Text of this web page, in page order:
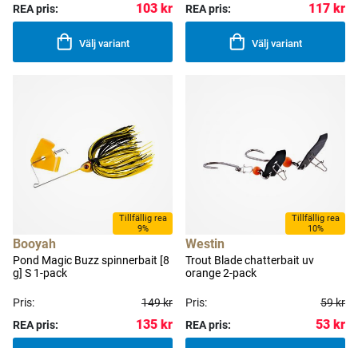
REA pris:
103 kr
Välj variant
REA pris:
117 kr
Välj variant
Tillfällig rea
9%
Booyah
Pond Magic Buzz spinnerbait [8
g] S 1-pack
Pris:
149 kr
REA pris:
135 kr
Tillfällig rea
10%
Westin
Trout Blade chatterbait uv
orange 2-pack
Pris:
59 kr
REA pris:
53 kr